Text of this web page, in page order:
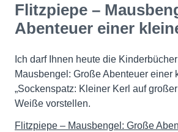
Flitzpiepe –
Abenteuer einer
Ich darf Ihnen heute die
Mausbengel: Große Abenteuer einer
„Sockenspatz: Kleiner Kerl auf
Weiße vorstellen.
Flitzpiepe – Mausbengel: Große